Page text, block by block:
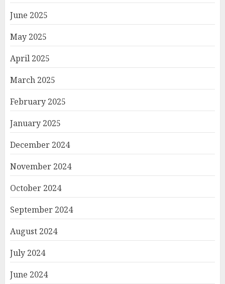
June 2025
May 2025
April 2025
March 2025
February 2025
January 2025
December 2024
November 2024
October 2024
September 2024
August 2024
July 2024
June 2024